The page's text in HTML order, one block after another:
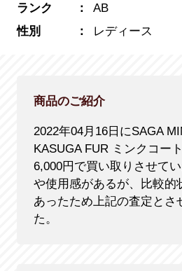
ランク
AB
性別
レディース
商品のご紹介
2022年04月16日にSAGA
KASUGA FUR ミンクコー
6,000円で買い取りさせて
や使用感があるが、比較的
あったため上記の査定とさ
た。